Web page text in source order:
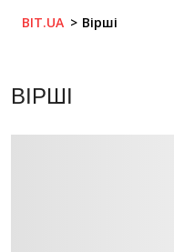
BIT.UA Вірші
ВІРШІ